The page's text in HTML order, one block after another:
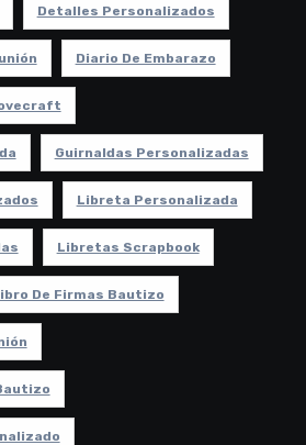
Detalles Personalizados
Diario De Embarazo
Guirnaldas Personalizadas
Libreta Personalizada
Libretas Scrapbook
De Firmas Bautizo